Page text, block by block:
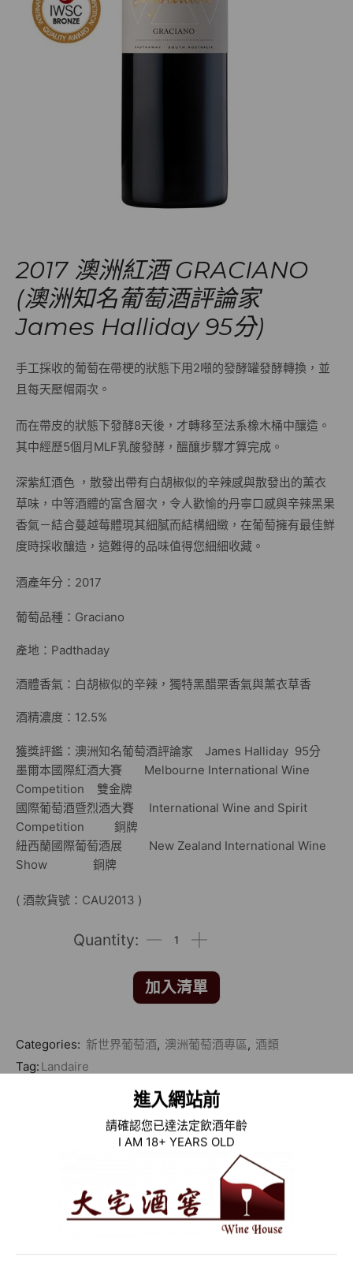
進入網站前
請確認您已達法定飲酒年齡
I AM 18+ YEARS OLD
2017 澳洲紅酒 GRACIANO
(澳洲知名葡萄酒評論家
James Halliday 95分)
手工採收的葡萄在帶梗的狀態下用2噸的發酵罐發酵轉換，並
且每天壓帽兩次。
而在帶皮的狀態下發酵8天後，才轉移至法系橡木桶中釀造。
其中經歷5個月MLF乳酸發酵，醞釀步驟才算完成。
深紫紅酒色 ，散發出帶有白胡椒似的辛辣感與散發出的薰衣
草味，中等酒體的富含層次，令人歡愉的丹寧口感與辛辣黑果
香氣－結合蔓越莓體現其細膩而結構細緻，在葡萄擁有最佳鮮
度時採收釀造，這難得的品味值得您細細收藏。
酒產年分：2017
葡萄品種：Graciano
產地：Padthaday
酒體香氣：白胡椒似的辛辣，獨特黑醋栗香氣與薰衣草香
酒精濃度：12.5%
獲獎評鑑：澳洲知名葡萄酒評論家 James Halliday 95分
墨爾本國際紅酒大賽 Melbourne International Wine
Competition 雙金牌
國際葡萄酒暨烈酒大賽 International Wine and Spirit
Competition 銅牌
紐西蘭國際葡萄酒展 New Zealand International Wine
Show 銅牌
( 酒款貨號：CAU2013 )
加入清單
Categories: 新世界葡萄酒, 澳洲葡萄酒專區, 酒類
Tag: Landaire
相關商品